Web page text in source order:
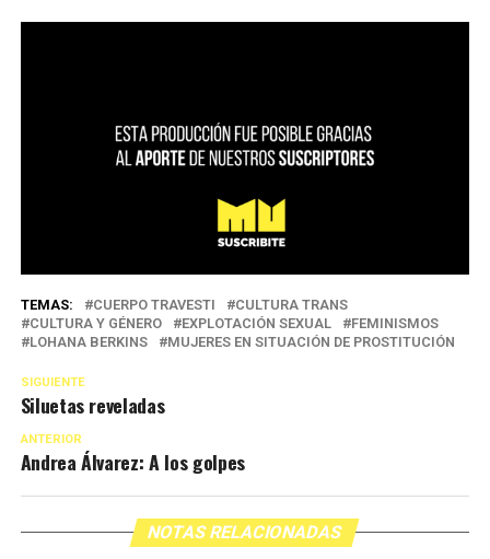
TEMAS: CUERPO TRAVESTI
CULTURA TRANS
CULTURA Y GÉNERO
EXPLOTACIÓN SEXUAL
FEMINISMOS
LOHANA BERKINS
MUJERES EN SITUACIÓN DE PROSTITUCIÓN
SIGUIENTE
Siluetas reveladas
ANTERIOR
Andrea Álvarez: A los golpes
NOTAS RELACIONADAS